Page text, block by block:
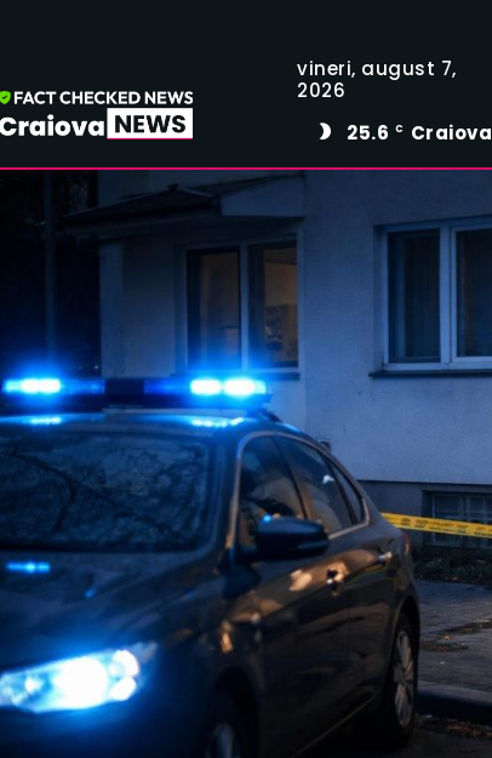
vineri, august 7,
2026
25.6 C Craiova